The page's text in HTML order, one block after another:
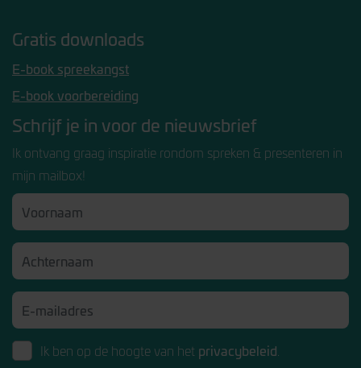
Gratis downloads
E-book spreekangst
E-book voorbereiding
Schrijf je in voor de nieuwsbrief
Ik ontvang graag inspiratie rondom spreken & presenteren in
mijn mailbox!
Ik ben op de hoogte van het privacybeleid.